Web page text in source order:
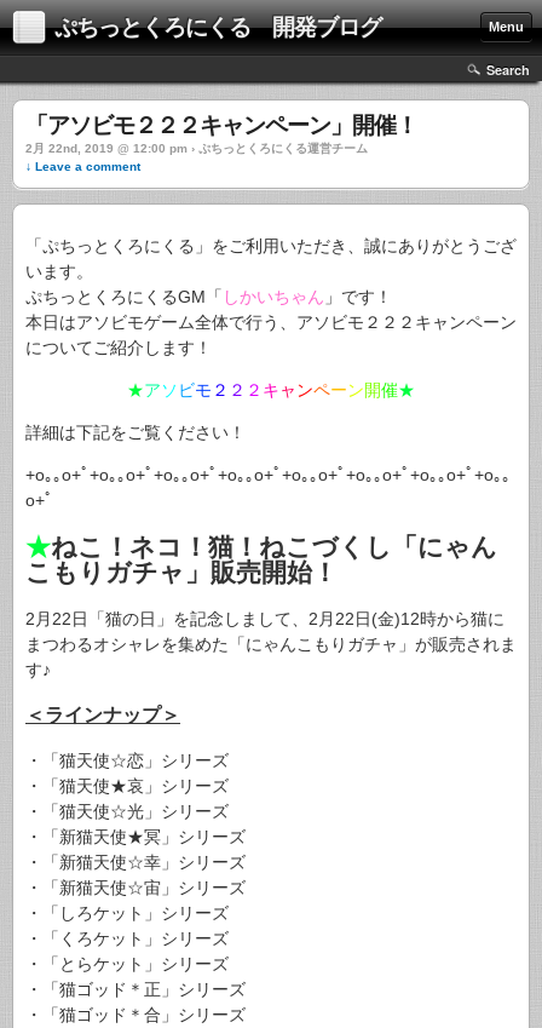
ぷちっとくろにくる 開発ブログ Menu
Search
「アソビモ２２２キャンペーン」開催！
2月 22nd, 2019 @ 12:00 pm › ぷちっとくろにくる運営チーム
↓ Leave a comment
「ぷちっとくろにくる」をご利用いただき、誠にありがとうござ
います。
ぷちっとくろにくるGM「 しかいちゃん 」です！
本日はアソビモゲーム全体で行う、アソビモ２２２キャンペーン
についてご紹介します！
★アソ ビモ ２ ２ ２ キャ ンペーン開催★
詳細は下記をご覧ください！
+o｡｡o+ﾟ+o｡｡o+ﾟ+o｡｡o+ﾟ+o｡｡o+ﾟ+o｡｡o+ﾟ+o｡｡o+ﾟ+o｡｡o+ﾟ+o｡｡
o+ﾟ
★ねこ！ネコ！猫！ねこづくし「にゃん
こもりガチャ」販売開始！
2月22日「猫の日」を記念しまして、2月22日(金)12時から猫に
まつわるオシャレを集めた「にゃんこもりガチャ」が販売されま
す♪
＜ラインナップ＞
・「猫天使☆恋」シリーズ
・「猫天使★哀」シリーズ
・「猫天使☆光」シリーズ
・「新猫天使★冥」シリーズ
・「新猫天使☆幸」シリーズ
・「新猫天使☆宙」シリーズ
・「しろケット」シリーズ
・「くろケット」シリーズ
・「とらケット」シリーズ
・「猫ゴッド＊正」シリーズ
・「猫ゴッド＊合」シリーズ